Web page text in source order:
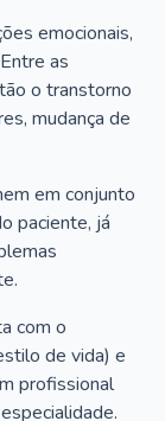
emocionais,
as
o transtorno
mudança de
em conjunto
paciente, já
com o
de vida) e
profissional